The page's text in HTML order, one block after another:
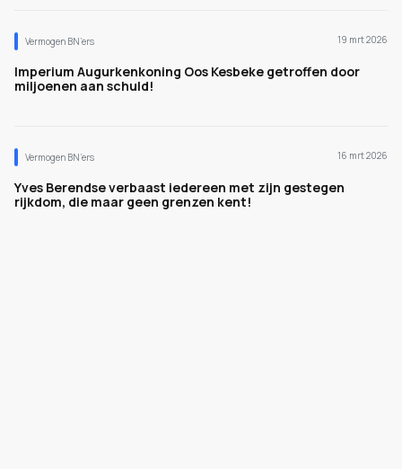
Vermogen BN’ers 19 mrt 2026
Imperium Augurkenkoning Oos Kesbeke getroffen door
miljoenen aan schuld!
Vermogen BN’ers 16 mrt 2026
Yves Berendse verbaast iedereen met zijn gestegen
rijkdom, die maar geen grenzen kent!